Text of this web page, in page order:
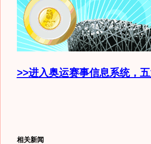
>>进入奥运赛事信息系统，
相关新闻